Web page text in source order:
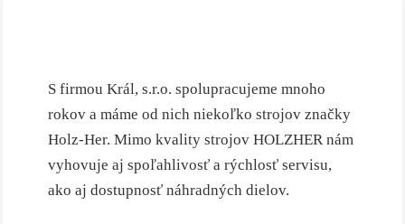
S firmou Král, s.r.o. spolupracujeme mnoho
rokov a máme od nich niekoľko strojov značky
Holz-Her. Mimo kvality strojov HOLZHER nám
vyhovuje aj spoľahlivosť a rýchlosť servisu,
ako aj dostupnosť náhradných dielov.